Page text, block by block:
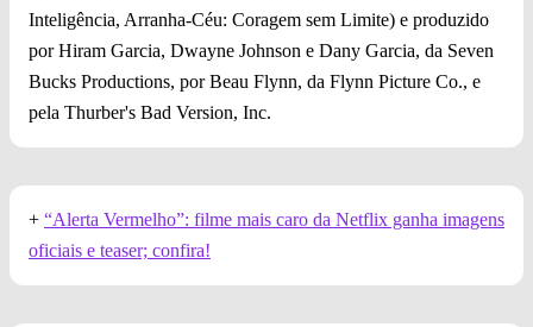
Inteligência, Arranha-Céu: Coragem sem Limite) e produzido
por Hiram Garcia, Dwayne Johnson e Dany Garcia, da Seven
Bucks Productions, por Beau Flynn, da Flynn Picture Co., e
pela Thurber's Bad Version, Inc.
+ “Alerta Vermelho”: filme mais caro da Netflix ganha imagens
oficiais e teaser; confira!